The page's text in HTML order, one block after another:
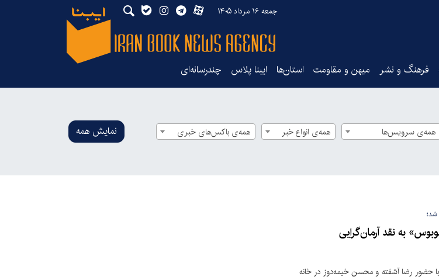
جمعه ۱۶ مرداد ۱۴۰۵
فرهنگ و نشر میهن و مقاومت استان‌ها ایبنا پلاس چندرسانه‌ای
همه‌ی سرویس‌ها همه‌ی انواع خبر همه‌ی باکس‌های خبری نمایش همه
به نقد آرمان‌گرایی
رضا آشفته و محسن خیمه‌دوز در خانه